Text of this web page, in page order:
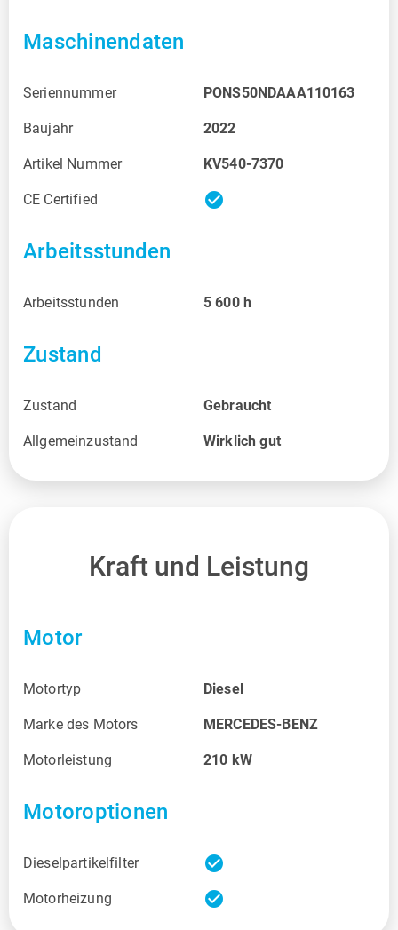
Maschinendaten
Seriennummer PONS50NDAAA110163
Baujahr 2022
Artikel Nummer KV540-7370
CE Certified check_circle
Arbeitsstunden
Arbeitsstunden 5 600 h
Zustand
Zustand Gebraucht
Allgemeinzustand Wirklich gut
Kraft und Leistung
Motor
Motortyp Diesel
Marke des Motors MERCEDES-BENZ
Motorleistung 210 kW
Motoroptionen
Dieselpartikelfilter check_circle
Motorheizung check_circle